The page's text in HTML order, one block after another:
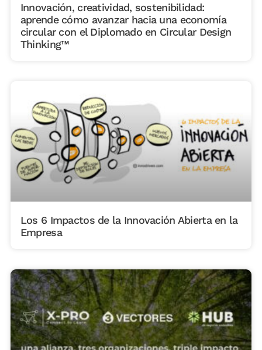
Innovación, creatividad, sostenibilidad:
aprende cómo avanzar hacia una economía
circular con el Diplomado en Circular Design
Thinking™
Los 6 Impactos de la Innovación Abierta en la
Empresa